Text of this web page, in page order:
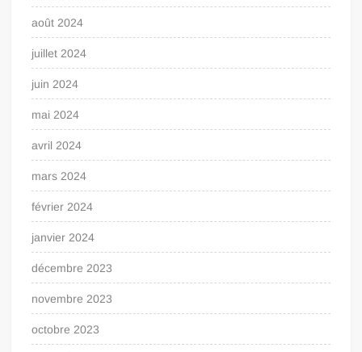
août 2024
juillet 2024
juin 2024
mai 2024
avril 2024
mars 2024
février 2024
janvier 2024
décembre 2023
novembre 2023
octobre 2023